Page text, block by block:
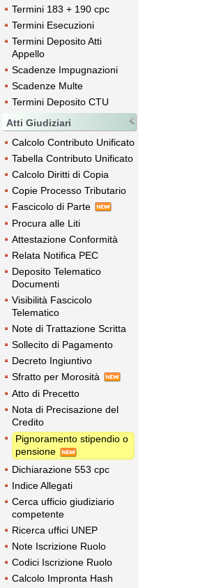
Termini 183 + 190 cpc
Termini Esecuzioni
Termini Deposito Atti
Appello
Scadenze Impugnazioni
Scadenze Multe
Termini Deposito CTU
Atti Giudiziari
Calcolo Contributo Unificato
Tabella Contributo Unificato
Calcolo Diritti di Copia
Copie Processo Tributario
Fascicolo di Parte
Procura alle Liti
Attestazione Conformità
Relata Notifica PEC
Deposito Telematico
Documenti
Visibilità Fascicolo
Telematico
Note di Trattazione Scritta
Sollecito di Pagamento
Decreto Ingiuntivo
Sfratto per Morosità
Atto di Precetto
Nota di Precisazione del
Credito
Pignoramento stipendio o
pensione
Dichiarazione 553 cpc
Indice Allegati
Cerca ufficio giudiziario
competente
Ricerca uffici UNEP
Note Iscrizione Ruolo
Codici Iscrizione Ruolo
Calcolo Impronta Hash